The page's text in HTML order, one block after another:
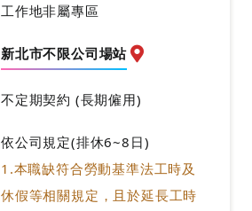
工作地非屬專區
新北市不限公司場站前往查看地圖
不定期契約 (長期僱用)
依公司規定(排休6~8日)
1.本職缺符合勞動基準法工時及
休假等相關規定，且於延長工時